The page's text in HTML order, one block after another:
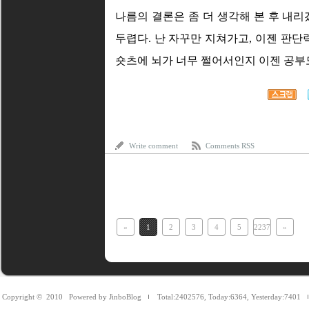
나름의 결론은 좀 더 생각해 본 후 내
두렵다. 난 자꾸만 지쳐가고, 이젠 판
숏츠에 뇌가 너무 쩔어서인지 이젠 공부
Write comment Comments RSS
« 1 2 3 4 5 2237 »
Copyright © 2010 Powered by JinboBlog Total:2402576 Today:6364 Yesterday:7401